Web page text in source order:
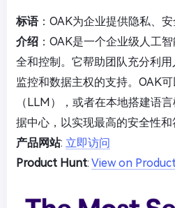
标语：OAK为企业提供隐私、安
介绍 ：OAK是一个企业级人工
全和控制。它帮助团队充分利
监控和数据主权的支持。OAK
（LLM），或者在本地搭建语
据中心，以实现最高的安全性和
产品网站: 立即访问
Product Hunt: View on